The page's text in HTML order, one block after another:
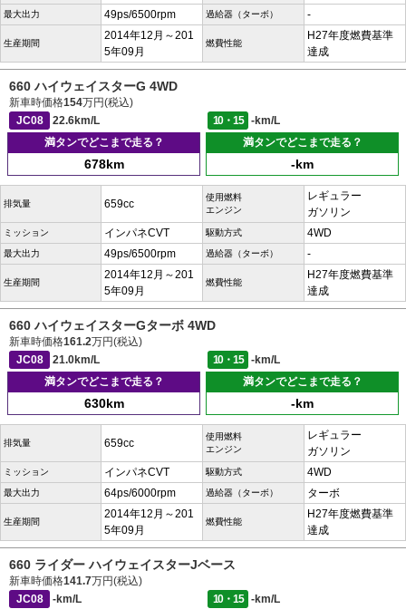
最大出力 49ps/6500rpm 過給器（ターボ） -
生産期間
2014年12月～201
5年09月
燃費性能
H27年度燃費基準
達成
660 ハイウェイスターG 4WD
新車時価格154万円(税込)
JC08
22.6km/L 10・15
-km/L
満タンでどこまで走る？
678km
満タンでどこまで走る？
-km
排気量 659cc
使用燃料
エンジン
レギュラー
ガソリン
ミッション インパネCVT 駆動方式 4WD
最大出力 49ps/6500rpm 過給器（ターボ） -
生産期間
2014年12月～201
5年09月
燃費性能
H27年度燃費基準
達成
660 ハイウェイスターGターボ 4WD
新車時価格161.2万円(税込)
JC08
21.0km/L 10・15
-km/L
満タンでどこまで走る？
630km
満タンでどこまで走る？
-km
排気量 659cc
使用燃料
エンジン
レギュラー
ガソリン
ミッション インパネCVT 駆動方式 4WD
最大出力 64ps/6000rpm 過給器（ターボ） ターボ
生産期間
2014年12月～201
5年09月
燃費性能
H27年度燃費基準
達成
660 ライダー ハイウェイスターJベース
新車時価格141.7万円(税込)
JC08
-km/L 10・15
-km/L